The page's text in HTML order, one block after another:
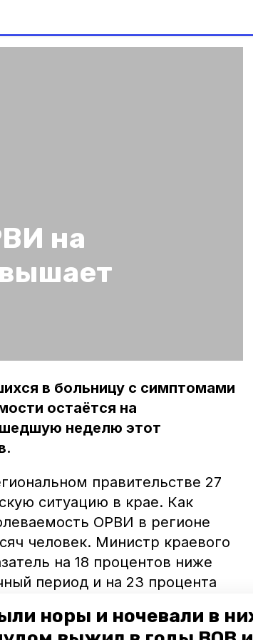
норы и ночевали в
на
в больницу с симптомами
остаётся на
неделю этот
правительстве 27
ситуацию в крае. Как
ОРВИ в регионе
человек. Министр краевого
на 18 процентов ниже
период и на 23 процента
Владимир Владимиров
против коронавируса,